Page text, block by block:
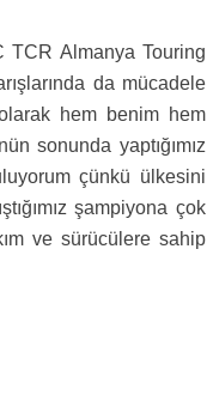
TCR Almanya Touring
da mücadele
hem benim hem
sonunda yaptığımız
çünkü ülkesini
şampiyona çok
ve sürücülere sahip